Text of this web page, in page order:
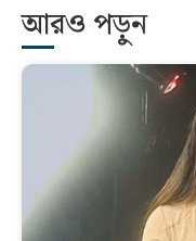
আরও পড়ুন